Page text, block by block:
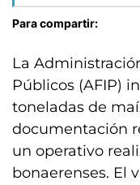
Para compartir:
La
Públicos (AFIP)
toneladas de
documentación
un operativo
bonaerenses. El